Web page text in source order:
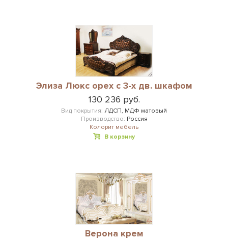
Элиза Люкс орех с 3-х дв. шкафом
130 236 руб.
Вид покрытия: ЛДСП, МДФ матовый
Производство: Россия
Колорит мебель
В корзину
Верона крем